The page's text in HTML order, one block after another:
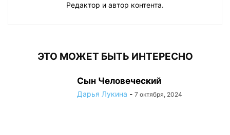
Редактор и автор контента.
ЭТО МОЖЕТ БЫТЬ ИНТЕРЕСНО
Сын Человеческий
Дарья Лукина - 7 октября, 2024